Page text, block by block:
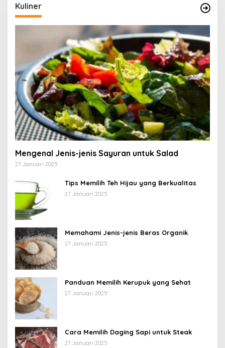
Kuliner
Mengenal Jenis-jenis Sayuran untuk Salad
27 Januari 2025
Tips Memilih Teh Hijau yang Berkualitas
27 Januari 2025
Memahami Jenis-jenis Beras Organik
27 Januari 2025
Panduan Memilih Kerupuk yang Sehat
27 Januari 2025
Cara Memilih Daging Sapi untuk Steak
27 Januari 2025